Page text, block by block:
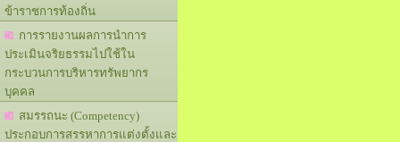
ข้าราชการท้องถิ่น
การรายงานผลการนำการ
ประเมินจริยธรรมไปใช้ใน
กระบวนการบริหารทรัพยากร
บุคคล
สมรรถนะ (Competency)
ประกอบการสรรหาการแต่งตั้งและ